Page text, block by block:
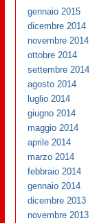
gennaio 2015
dicembre 2014
novembre 2014
ottobre 2014
settembre 2014
agosto 2014
luglio 2014
giugno 2014
maggio 2014
aprile 2014
marzo 2014
febbraio 2014
gennaio 2014
dicembre 2013
novembre 2013